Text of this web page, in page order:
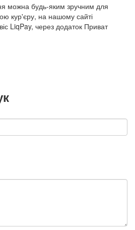
можна будь-яким зручним для
кур'єру, на нашому сайті
LiqPay, через додаток Приват